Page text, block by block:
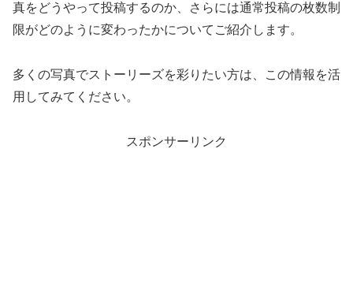
真をどうやって投稿するのか、さらには通常投稿の枚数制
限がどのように変わったかについてご紹介します。
多くの写真でストーリーズを彩りたい方は、この情報を活
用してみてください。
スポンサーリンク